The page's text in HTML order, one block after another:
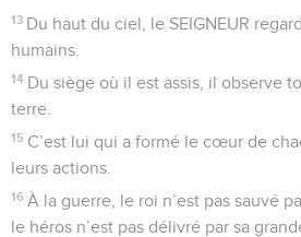
13 Du haut du ciel, le SEIGNEUR
humains.
14 Du siège où il est assis, il observe
terre.
15 C’est lui qui a formé le cœur de
leurs actions.
16 À la guerre, le roi n’est pas sauvé
le héros n’est pas délivré par sa